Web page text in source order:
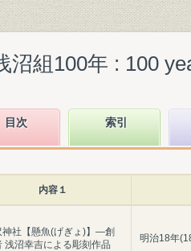
沼組100年 : 100
目次 索引
内容１
神社【懸魚(げぎょ)】―創
浅沼幸吉による彫刻作品
明治18年